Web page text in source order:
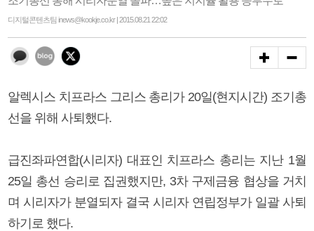
디지털콘텐츠팀 inews@kookje.co.kr | 2015.08.21 22:02
알렉시스 치프라스 그리스 총리가 20일(현지시간) 조기총
선을 위해 사퇴했다.
급진좌파연합(시리자) 대표인 치프라스 총리는 지난 1월
25일 총선 승리로 집권했지만, 3차 구제금융 협상을 거치
며 시리자가 분열되자 결국 시리자 연립정부가 일괄 사퇴
하기로 했다.